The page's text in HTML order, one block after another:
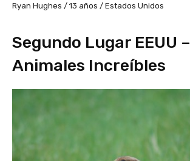
Ryan Hughes / 13 años / Estados Unidos
Segundo Lugar EEUU –
Animales Increíbles